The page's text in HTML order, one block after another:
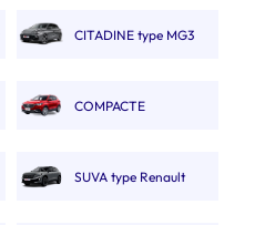
CITADINE type MG3
COMPACTE
SUVA type Renault